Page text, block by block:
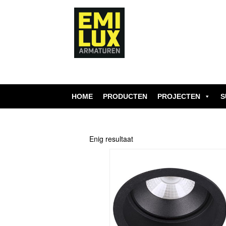
HOME PRODUCTEN PROJECTEN
Enig resultaat
heeft
meerdere
variaties.
Deze
optie